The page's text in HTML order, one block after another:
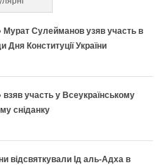
Сулейманов узяв участь в
Дня Конституції України
участь у Всеукраїнському
сніданку
відсвяткували Ід аль-Адха в